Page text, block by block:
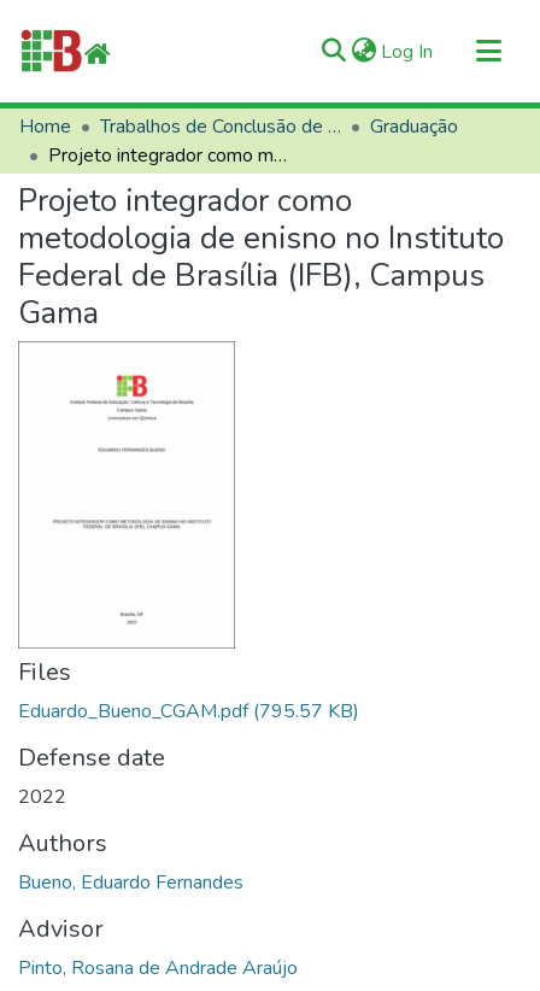
Log In (current)
Communities & Collections
All of RIIFB
Manuals and Terms
Statistics
About RIIFB
Help
Home Trabalhos de Conclusão de Curso (TCCs)
Graduação
Projeto integrador como metodologia de enisno no Instituto Federal de Brasília (IFB), Campus Gama
Projeto integrador como
metodologia de enisno no Instituto
Federal de Brasília (IFB), Campus
Gama
Files
Eduardo_Bueno_CGAM.pdf(795.57 KB)
Defense date
2022
Authors
Bueno, Eduardo Fernandes
Advisor
Pinto, Rosana de Andrade Araújo